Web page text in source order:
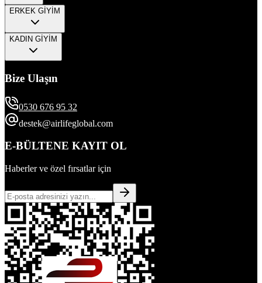
ERKEK GİYİM
KADIN GİYİM
Bize Ulaşın
0530 676 95 32
destek@airlifeglobal.com
E-BÜLTENE KAYIT OL
Haberler ve özel fırsatlar için